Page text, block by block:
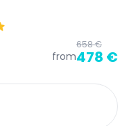
from
658 €
478 €